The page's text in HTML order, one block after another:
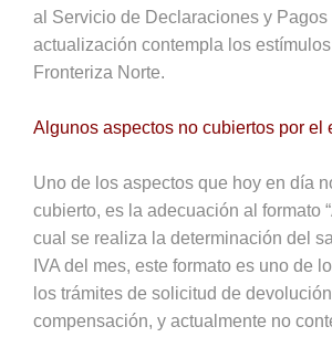
al Servicio de Declaraciones y Pagos
actualización contempla los
Fronteriza Norte.
Algunos aspectos no cubiertos por el
Uno de los aspectos que hoy en día
cubierto, es la adecuación al formato
cual se realiza la determinación del
IVA del mes, este formato es uno de
los trámites de solicitud de
compensación, y actualmente no